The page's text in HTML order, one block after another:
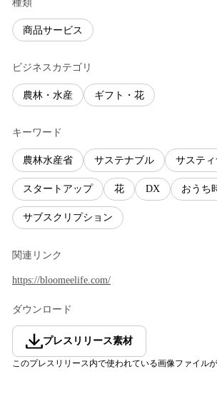
種類
商品サービス
ビジネスカテゴリ
農林・水産 ギフト・花
キーワード
農林水産省 サステナブル サステ
スタートアップ 花 DX おうち
サブスクリプション
関連リンク
https://bloomeelife.com/
ダウンロード
プレスリリース素材
このプレスリリース内で使われている画像ファイル